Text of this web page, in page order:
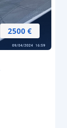
2500 €